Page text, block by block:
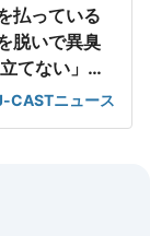
払っている
脱いで異臭
てない」息
CASTニュース